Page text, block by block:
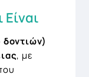
δοντιών)
, με